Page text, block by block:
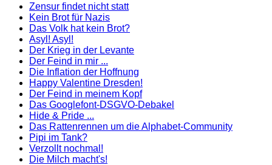
Zensur findet nicht statt
Kein Brot für Nazis
Das Volk hat kein Brot?
Asyl! Asyl!
Der Krieg in der Levante
Der Feind in mir ...
Die Inflation der Hoffnung
Happy Valentine Dresden!
Der Feind in meinem Kopf
Das Googlefont-DSGVO-Debakel
Hide & Pride ...
Das Rattenrennen um die Alphabet-Community
Pipi im Tank?
Verzollt nochmal!
Die Milch macht's!